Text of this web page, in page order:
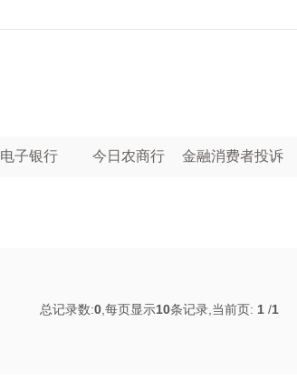
电子银行 今日农商行 金融消费者投诉
总记录数:0 ,每页显示10条记录,当前页: 1 /1